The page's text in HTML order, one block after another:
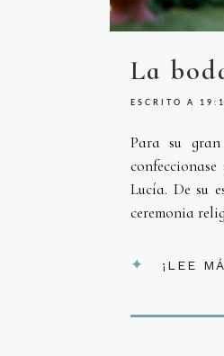
La
ESCRITO A
Para su
Lucía. De su
ceremonia
¡LEE